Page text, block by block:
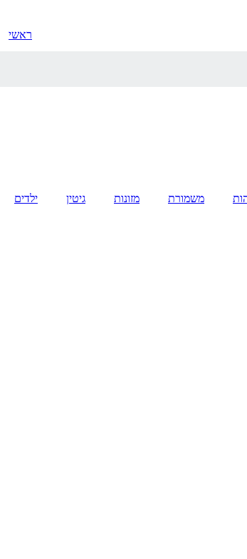
ראשי
משמורת מזונות גיטין ילדים